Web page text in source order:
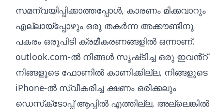
സമന്വയിപ്പിക്കാത്തപ്പോൾ, കാരണം മിക്കവാറും
എല്ലായ്‌പ്പോഴും ഒരു തകർന്ന അക്കൗണ്ടിനു
പകരം ഒരുപിടി ക്രമീകരണങ്ങളിൽ ഒന്നാണ്.
outlook.com-ൽ നിങ്ങൾ സൃഷ്‌ടിച്ച ഒരു ഇവൻ്റ്
നിങ്ങളുടെ ഫോണിൽ കാണിക്കില്ല, നിങ്ങളുടെ
iPhone-ൽ സ്വീകരിച്ച ക്ഷണം ഒരിക്കലും
ഡെസ്‌ക്‌ടോപ്പ് ആപ്പിൽ എത്തില്ല, അല്ലെങ്കിൽ